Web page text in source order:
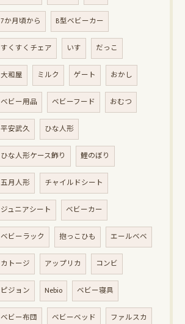
7か月頃から B型ベビーカー
すくすくチェア いす だっこ
大和屋 ミルク ゲート おかし
ベビー用品 ベビーフード おむつ
平安武久 ひな人形
ひな人形ケース飾り 鯉のぼり
五月人形 チャイルドシート
ジュニアシート ベビーカー
ベビーラック 抱っこひも エールベベ
カトージ アップリカ コンビ
ピジョン Nebio ベビー寝具
ベビー布団 ベビーベッド ファルスカ